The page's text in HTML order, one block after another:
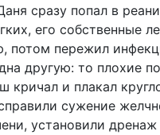
сразу попал в
его собственные
потом пережил
другую: то плохие
кричал и плакал
сужение
установили